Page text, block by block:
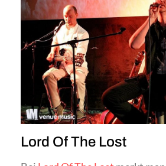
Lord Of The Lost